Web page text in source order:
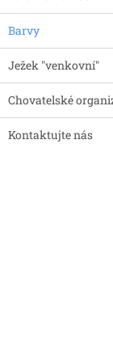
Barvy
Ježek "venkovní"
Chovatelské
Kontaktujte nás